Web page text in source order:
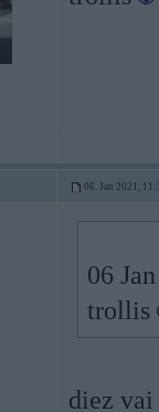
06. Jan 2021,
06
trollis
diez vai